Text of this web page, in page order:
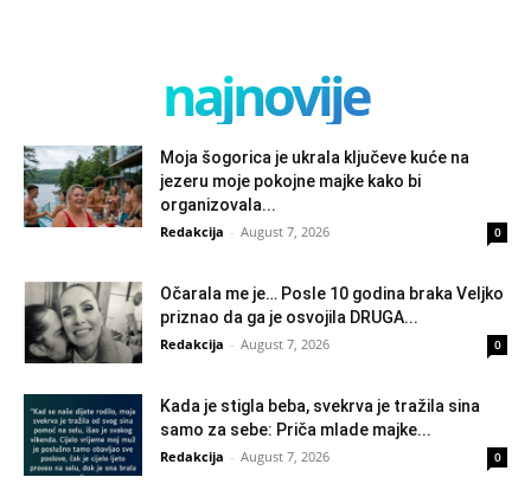
najnovije
Moja šogorica je ukrala ključeve kuće na
jezeru moje pokojne majke kako bi
organizovala...
Redakcija - August 7, 2026 0
Očarala me je… Posle 10 godina braka Veljko
priznao da ga je osvojila DRUGA...
Redakcija - August 7, 2026 0
Kada je stigla beba, svekrva je tražila sina
samo za sebe: Priča mlade majke...
Redakcija - August 7, 2026 0